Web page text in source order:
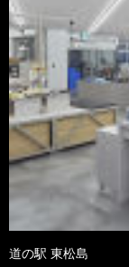
道の駅 東松島